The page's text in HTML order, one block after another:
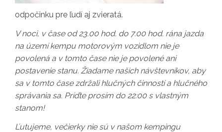
odpočinku pre ľudí aj zvieratá.
V noci, v čase od 23.00 hod. do 7.00 hod. rána jazda
na území kempu motorovým vozidlom nie je
povolená a v tomto čase nie je povolené ani
postavenie stanu. Žiadame našich návštevníkov, aby
sa v tomto čase zdržali hlučných činností a hlučného
správania sa. Príďte prosím do 22:00 s vlastným
stanom!
Ľutujeme, večierky nie sú v našom kempingu